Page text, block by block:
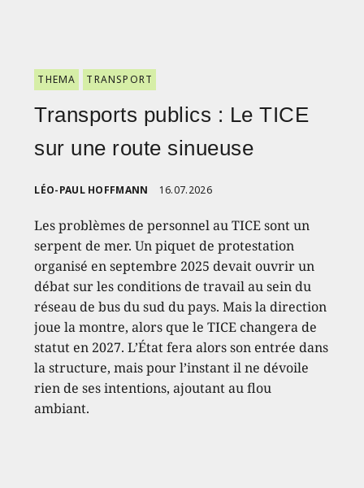
THEMA TRANSPORT
Transports publics : Le TICE
sur une route sinueuse
LÉO-PAUL HOFFMANN 16.07.2026
Les problèmes de personnel au TICE sont un
serpent de mer. Un piquet de protestation
organisé en septembre 2025 devait ouvrir un
débat sur les conditions de travail au sein du
réseau de bus du sud du pays. Mais la direction
joue la montre, alors que le TICE changera de
statut en 2027. L’État fera alors son entrée dans
la structure, mais pour l’instant il ne dévoile
rien de ses intentions, ajoutant au flou
ambiant.